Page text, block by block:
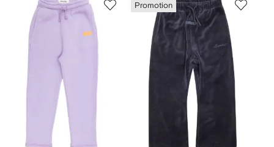
Promotion